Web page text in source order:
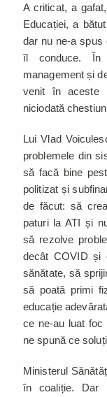
A criticat, a
Educației, a
dar nu ne-a spus
îl conduce.
management și
venit în aceste
niciodată
Lui Vlad
problemele din
să facă bine
politizat și
de făcut: să
paturi la ATI și
să rezolve
decât COVID și
sănătate, să
să poată primi
educație
ce ne-au luat foc
ne spună ce
Ministerul
în coaliție. Dar